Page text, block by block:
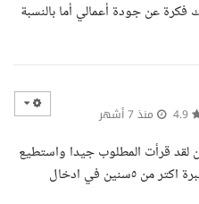
عن جودة أعمالي أما بالنسبة
منذ 7 أشهر
لقد قرأت المطلوب جيدا واستطيع
القيام بإدخال البيانات بدقة وسهولة خبرة اكتر من ٥سنين في ادخال